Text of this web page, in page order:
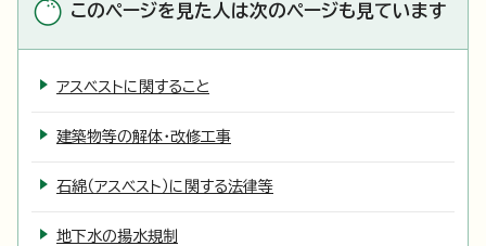
このページを見た人は次のページも見ています
アスベストに関すること
建築物等の解体・改修工事
石綿（アスベスト）に関する法律等
地下水の揚水規制